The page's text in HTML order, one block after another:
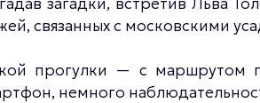
связанных с московскими
прогулки — с маршрутом
немного